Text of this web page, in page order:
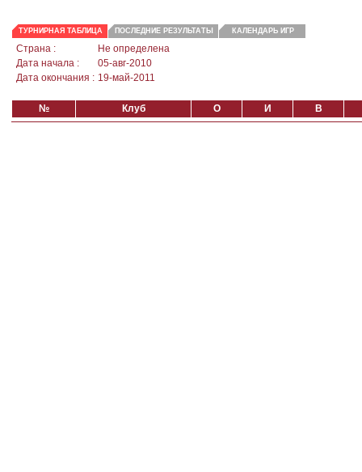
ТУРНИРНАЯ ТАБЛИЦА ПОСЛЕДНИЕ РЕЗУЛЬТАТЫ КАЛЕНДАРЬ ИГР
Страна :
Не определена
Дата начала :
05-авг-2010
Дата окончания : 19-май-2011
№ Клуб О И В